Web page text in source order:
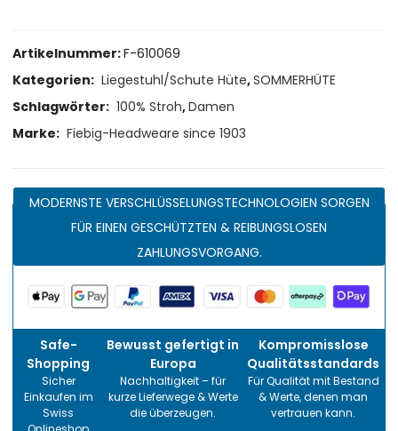
Artikelnummer:F-610069
Kategorien: Liegestuhl/Schute Hüte,SOMMERHÜTE
Schlagwörter: 100% Stroh,Damen
Marke: Fiebig-Headweare since 1903
MODERNSTE VERSCHLÜSSELUNGSTECHNOLOGIEN SORGEN
FÜR EINEN GESCHÜTZTEN & REIBUNGSLOSEN
ZAHLUNGSVORGANG.
Safe-
Shopping
Sicher
Einkaufen im
Swiss
Bewusst gefertigt in
Europa
Nachhaltigkeit – für
kurze Lieferwege & Werte
die überzeugen.
Kompromisslose
Qualitätsstandards
Für Qualität mit Bestand
& Werte, denen man
vertrauen kann.